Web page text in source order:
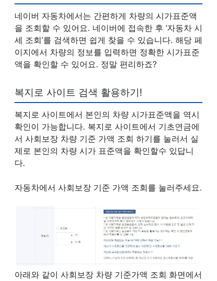
네이버 자동차에서는 간편하게 차량의 시가표준액
을 조회할 수 있어요. 네이버에 접속한 후 ‘자동차 시
세 조회’를 검색하면 쉽게 찾을 수 있습니다. 해당 페
이지에서 차량의 정보를 입력하면 정확한 시가표준
액을 확인할 수 있어요. 정말 편리하죠?
복지로 사이트 검색 활용하기!
복지로 사이트에서 본인의 차량 시가표준액을 역시
확인이 가능합니다. 복지로 사이트에서 기초연금에
서 사회보장 차량 기준 가액 조회 하기를 눌러서 실
제로 본인의 차량 시가 표준액을 확인할수 있답니
다.
자동차에서 사회보장 기준 가액 조회를 눌러주세요.
아래와 같이 사회보장 차량 기준가액 조회 화면에서